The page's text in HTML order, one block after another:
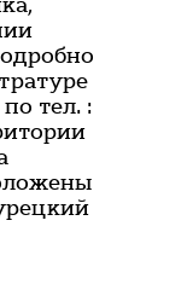
тел. :